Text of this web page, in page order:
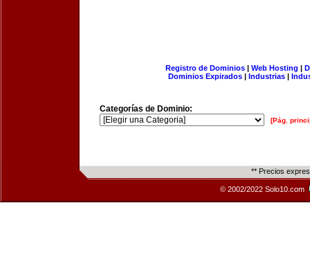
Registro de Dominios| Web Hosting |
Dominios Expirados | Industrias |
Categorías de Dominio:
[Pág.
** Precios
© 2002/2022 Solo10.com